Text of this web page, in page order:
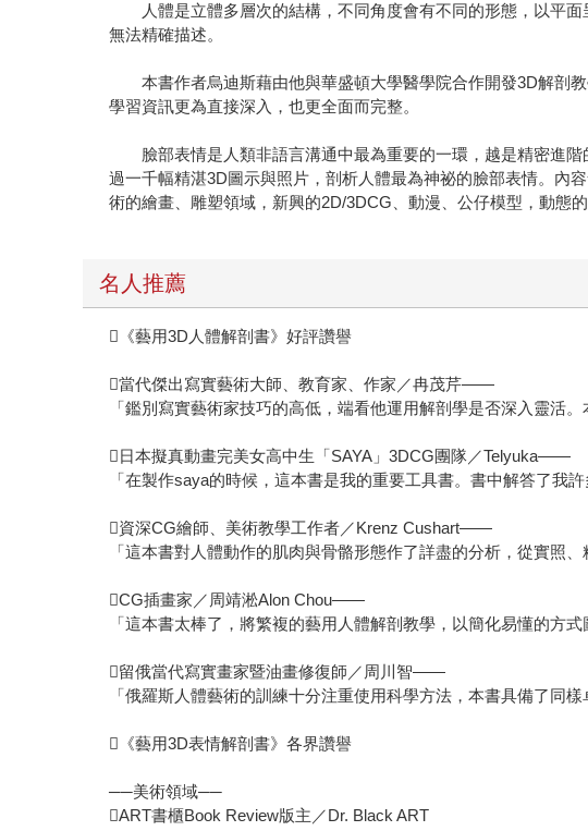
人體是立體多層次的結構，不同角度會有不同的形態，以平面
無法精確描述。
本書作者烏迪斯藉由他與華盛頓大學醫學院合作開發3D解剖教
學習資訊更為直接深入，也更全面而完整。
臉部表情是人類非語言溝通中最為重要的一環，越是精密進階
過一千幅精湛3D圖示與照片，剖析人體最為神祕的臉部表情。內
術的繪畫、雕塑領域，新興的2D/3DCG、動漫、公仔模型，動態
名人推薦
《藝用3D人體解剖書》好評讚譽
當代傑出寫實藝術大師、教育家、作家／冉茂芹——
「鑑別寫實藝術家技巧的高低，端看他運用解剖學是否深入靈活
日本擬真動畫完美女高中生「SAYA」3DCG團隊／Telyuka——
「在製作saya的時候，這本書是我的重要工具書。書中解答了我
資深CG繪師、美術教學工作者／Krenz Cushart——
「這本書對人體動作的肌肉與骨骼形態作了詳盡的分析，從實照
CG插畫家／周靖淞Alon Chou——
「這本書太棒了，將繁複的藝用人體解剖教學，以簡化易懂的方
留俄當代寫實畫家暨油畫修復師／周川智——
「俄羅斯人體藝術的訓練十分注重使用科學方法，本書具備了同
《藝用3D表情解剖書》各界讚譽
──美術領域──
ART書櫃Book Review版主／Dr. Black ART